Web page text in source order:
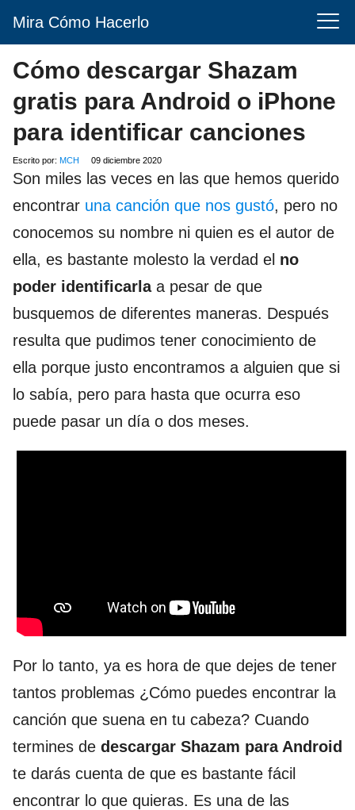
Mira Cómo Hacerlo
Cómo descargar Shazam
gratis para Android o iPhone
para identificar canciones
Escrito por: MCH 09 diciembre 2020
Son miles las veces en las que hemos querido
encontrar una canción que nos gustó, pero no
conocemos su nombre ni quien es el autor de
ella, es bastante molesto la verdad el no
poder identificarlaa pesar de que
busquemos de diferentes maneras. Después
resulta que pudimos tener conocimiento de
ella porque justo encontramos a alguien que si
lo sabía, pero para hasta que ocurra eso
puede pasar un día o dos meses.
Por lo tanto, ya es hora de que dejes de tener
tantos problemas ¿Cómo puedes encontrar la
canción que suena en tu cabeza? Cuando
termines de descargar Shazam para Android
te darás cuenta de que es bastante fácil
encontrar lo que quieras. Es una de las